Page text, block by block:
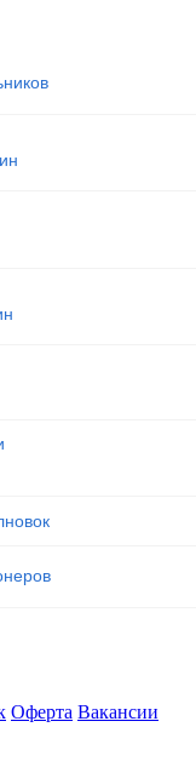
Оферта Вакансии